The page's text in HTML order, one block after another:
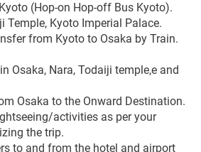
(Hop-on Hop-off Bus Kyoto).
Temple, Kyoto Imperial Palace.
from Kyoto to Osaka by Train.
Osaka, Nara, Todaiji temple,e and
Osaka to the Onward Destination.
activities as per your
the trip.
to and from the hotel and airport